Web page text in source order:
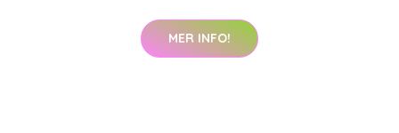
MER INFO!